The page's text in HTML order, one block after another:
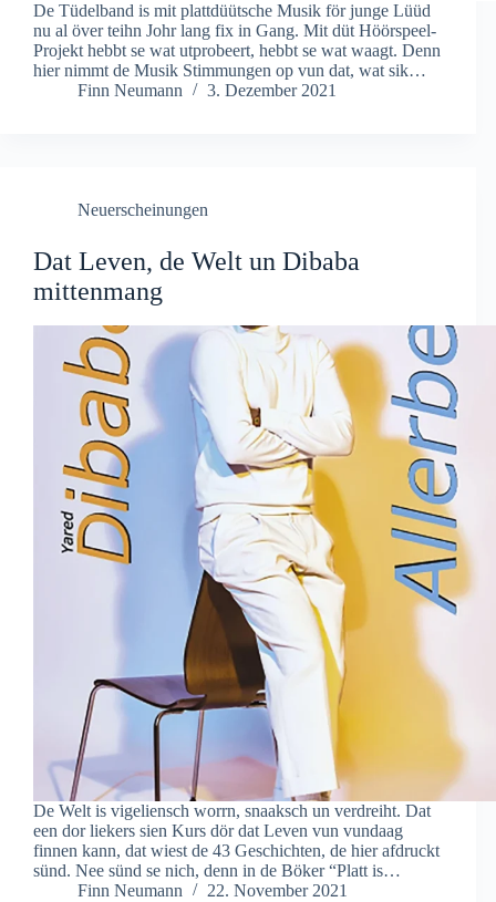
De Tüdelband is mit plattdüütsche Musik för junge Lüüd
nu al över teihn Johr lang fix in Gang. Mit düt Höörspeel-
Projekt hebbt se wat utprobeert, hebbt se wat waagt. Denn
hier nimmt de Musik Stimmungen op vun dat, wat sik…
Finn Neumann
3. Dezember 2021
Neuerscheinungen
Dat Leven, de Welt un Dibaba
mittenmang
De Welt is vigeliensch worrn, snaaksch un verdreiht. Dat
een dor liekers sien Kurs dör dat Leven vun vundaag
finnen kann, dat wiest de 43 Geschichten, de hier afdruckt
sünd. Nee sünd se nich, denn in de Böker “Platt is…
Finn Neumann
22. November 2021